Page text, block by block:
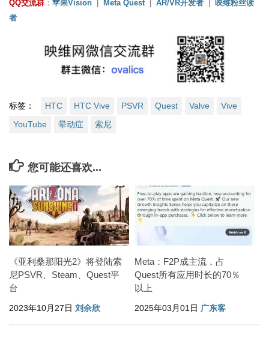
QQ交流群 ： 苹果Vision | Meta Quest | AR/VR开发者 | 映维粉丝读
者
标签： HTC HTC Vive PSVR Quest Valve
Vive
YouTube
晕动症 索尼
您可能还喜欢...
《亚利桑那阳光2》将登陆索
尼PSVR、Steam、Quest平
台
2023年10月27日 刘余欣
Meta：F2P成主流，占
Quest所有应用时长的70％
以上
2025年03月01日 广东客